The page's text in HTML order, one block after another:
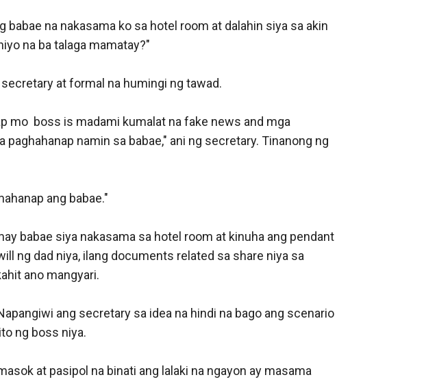
na nakasama ko sa hotel room at dalahin siya sa akin
na ba talaga mamatay?"
at formal na humingi ng tawad.
mo  boss is madami kumalat na fake news and mga
namin sa babae," ani ng secretary. Tinanong ng
ang babae."
babae siya nakasama sa hotel room at kinuha ang pendant
ng dad niya, ilang documents related sa share niya sa
ano mangyari.
ang secretary sa idea na hindi na bago ang scenario
ng boss niya.
at pasipol na binati ang lalaki na ngayon ay masama